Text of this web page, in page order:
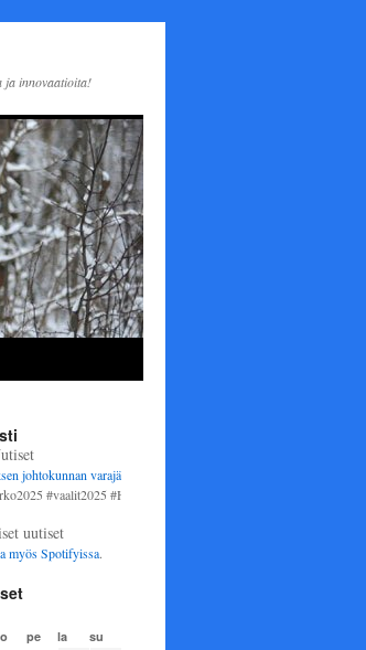
ja innovaatioita!
varajäseneksi
#vaalit2025 #Helsinki #perussuomalaiset
uutiset
Spotifyissa.
pe la su